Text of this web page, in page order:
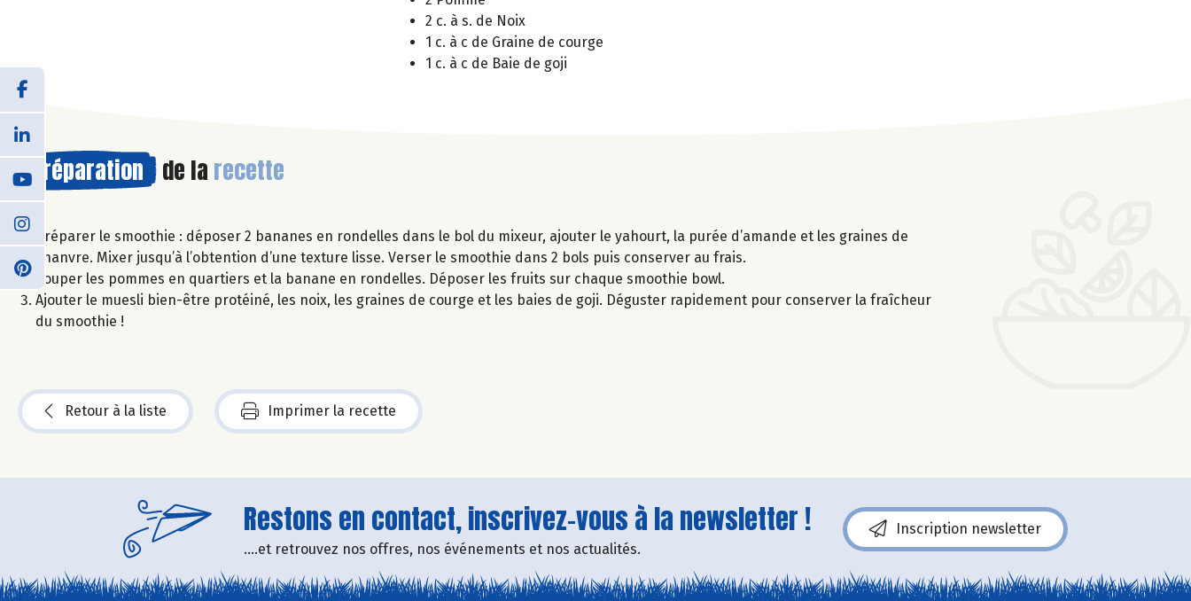
2 c. à s. de Noix
1 c. à c de Graine de courge
1 c. à c de Baie de goji
Préparation de la recette
Préparer le smoothie : déposer 2 bananes en rondelles dans le bol du mixeur, ajouter le yahourt, la purée d’amande et les graines de
chanvre. Mixer jusqu’à l’obtention d’une texture lisse. Verser le smoothie dans 2 bols puis conserver au frais.
Couper les pommes en quartiers et la banane en rondelles. Déposer les fruits sur chaque smoothie bowl.
Ajouter le muesli bien-être protéiné, les noix, les graines de courge et les baies de goji. Déguster rapidement pour conserver la fraîcheur
du smoothie !
Retour à la liste Imprimer la recette
Restons en contact, inscrivez-vous à la newsletter !
....et retrouvez nos offres, nos événements et nos actualités.
Inscription newsletter